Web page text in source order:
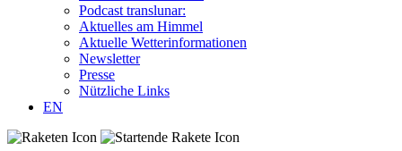
Podcast translunar:
Aktuelles am Himmel
Aktuelle Wetterinformationen
Newsletter
Presse
Nützliche Links
EN